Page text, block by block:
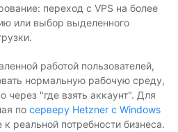
переход с VPS на более
или выбор выделенного
работой пользователей,
нормальную рабочую среду,
через "где взять аккаунт". Для
по серверу Hetzner с Windows
реальной потребности бизнеса.